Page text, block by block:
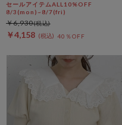
セールアイテムALL10%OFF
8/3(mon)~8/7(fri)
￥4,158 40％OFF
￥6,930